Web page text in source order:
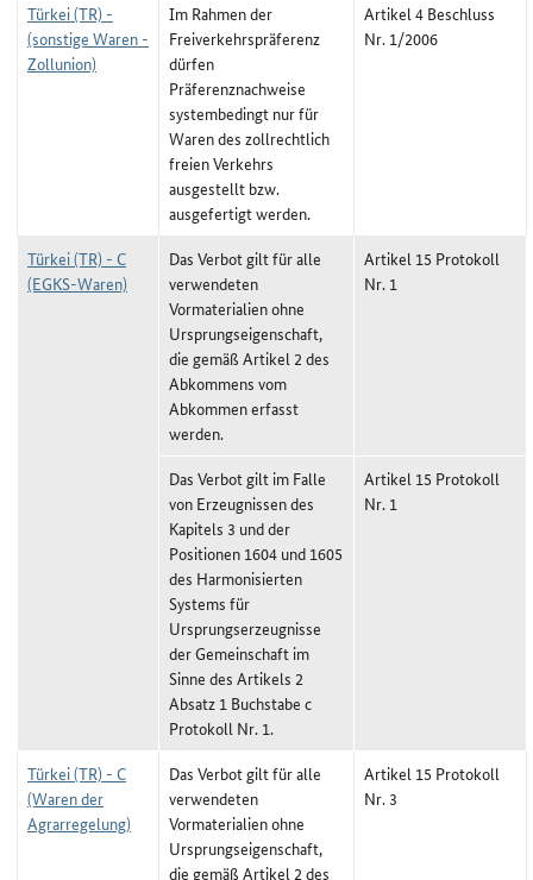
Türkei (TR) -
(sonstige Waren -
Zollunion)
Im Rahmen der
Freiverkehrspräferenz
dürfen
Präferenznachweise
systembedingt nur für
Waren des zollrechtlich
freien Verkehrs
ausgestellt bzw.
ausgefertigt werden.
Artikel 4 Beschluss
Nr. 1/2006
Türkei (TR) - C
(EGKS-Waren)
Das Verbot gilt für alle
verwendeten
Vormaterialien ohne
Ursprungseigenschaft,
die gemäß Artikel 2 des
Abkommens vom
Abkommen erfasst
werden.
Artikel 15 Protokoll
Nr. 1
Das Verbot gilt im Falle
von Erzeugnissen des
Kapitels 3 und der
Positionen 1604 und 1605
des Harmonisierten
Systems für
Ursprungserzeugnisse
der Gemeinschaft im
Sinne des Artikels 2
Absatz 1 Buchstabe c
Protokoll Nr. 1.
Artikel 15 Protokoll
Nr. 1
Türkei (TR) - C
(Waren der
Agrarregelung)
Das Verbot gilt für alle
verwendeten
Vormaterialien ohne
Ursprungseigenschaft,
die gemäß Artikel 2 des
Artikel 15 Protokoll
Nr. 3